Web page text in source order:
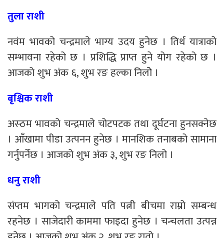
तुला राशी
नवंम भावको चन्द्रमाले भाग्य उदय हुनेछ । तिर्थ यात्राको
सम्भावना रहेको छ । प्रशिद्धि प्राप्त हुने योग रहेको छ ।
आजको शुभ अंक ६, शुभ रङ हल्का निलोे ।
बृश्चिक राशी
अस्ठम भावको चन्द्रमाले चोटपटक तथा दूर्घटना हुनसक्नेछ
। आँखामा पीडा उत्पनन हुनेछ । मानशिक तनाबको सामाना
गर्नुपर्नेछ । आजको शुभ अंक ३, शुभ रङ निलो ।
धनु राशी
संप्तम भागको चन्द्रमाले पति पत्नी बीचमा राम्रो सम्बन्ध
रहनेछ । साजेदारी काममा फाइदा हुनेछ । चन्चलता उत्पन्न